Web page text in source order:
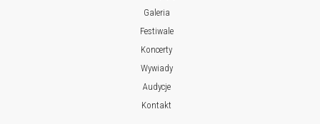
Galeria
Festiwale
Koncerty
Wywiady
Audycje
Kontakt